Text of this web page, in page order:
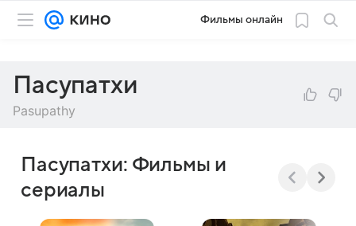
Фильмы онлайн
Пасупатхи
Pasupathy
Пасупатхи: Фильмы и
сериалы